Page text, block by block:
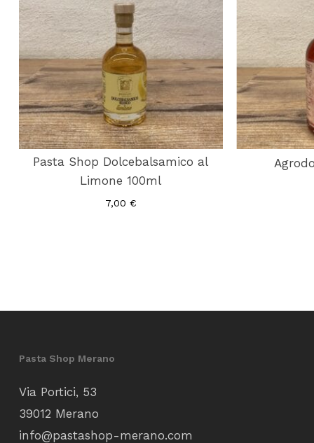
Pasta Shop Dolcebalsamico al
Limone 100ml
7,00 €
Pasta Shop Merano
Via Portici, 53
39012 Merano
info@pastashop-merano.com